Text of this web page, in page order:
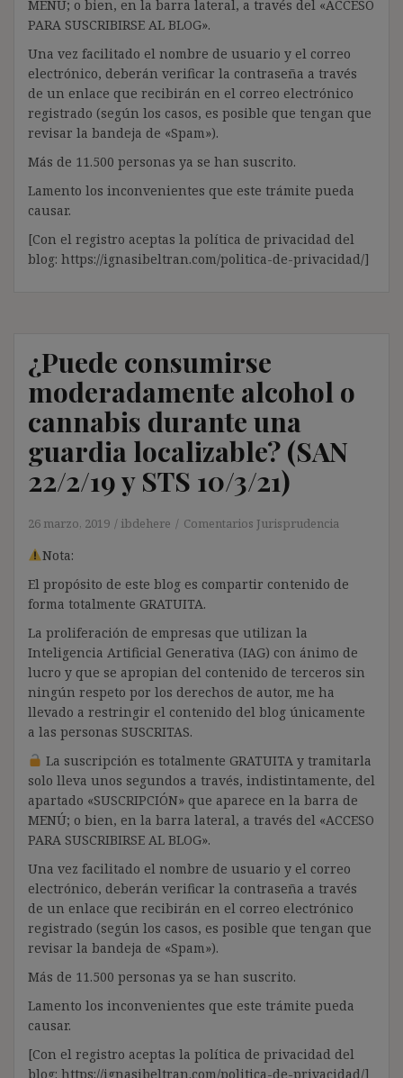
MENÚ; o bien, en la barra lateral, a través del «ACCESO
PARA SUSCRIBIRSE AL BLOG».
Una vez facilitado el nombre de usuario y el correo
electrónico, deberán verificar la contraseña a través
de un enlace que recibirán en el correo electrónico
registrado (según los casos, es posible que tengan que
revisar la bandeja de «Spam»).
Más de 11.500 personas ya se han suscrito.
Lamento los inconvenientes que este trámite pueda
causar.
[Con el registro aceptas la política de privacidad del
blog: https://ignasibeltran.com/politica-de-privacidad/]
¿Puede consumirse
moderadamente alcohol o
cannabis durante una
guardia localizable? (SAN
22/2/19 y STS 10/3/21)
26 marzo, 2019 ibdehere Comentarios Jurisprudencia
Nota:
El propósito de este blog es compartir contenido de
forma totalmente GRATUITA.
La proliferación de empresas que utilizan la
Inteligencia Artificial Generativa (IAG) con ánimo de
lucro y que se apropian del contenido de terceros sin
ningún respeto por los derechos de autor, me ha
llevado a restringir el contenido del blog únicamente
a las personas SUSCRITAS.
La suscripción es totalmente GRATUITA y tramitarla
solo lleva unos segundos a través, indistintamente, del
apartado «SUSCRIPCIÓN» que aparece en la barra de
MENÚ; o bien, en la barra lateral, a través del «ACCESO
PARA SUSCRIBIRSE AL BLOG».
Una vez facilitado el nombre de usuario y el correo
electrónico, deberán verificar la contraseña a través
de un enlace que recibirán en el correo electrónico
registrado (según los casos, es posible que tengan que
revisar la bandeja de «Spam»).
Más de 11.500 personas ya se han suscrito.
Lamento los inconvenientes que este trámite pueda
causar.
[Con el registro aceptas la política de privacidad del
blog: https://ignasibeltran.com/politica-de-privacidad/]